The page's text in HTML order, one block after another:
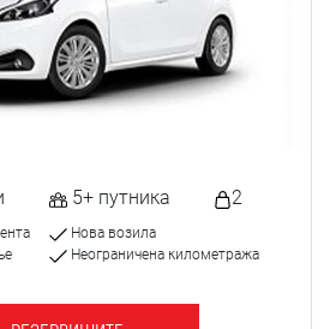
5+ путника 2
Нова возила
Неограничена километража